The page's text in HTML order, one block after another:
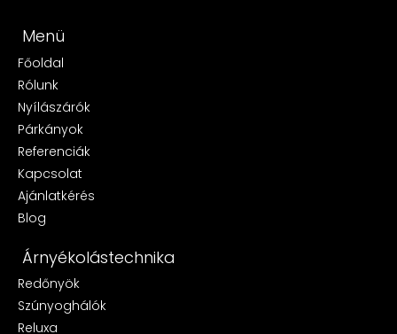
Menü
Főoldal
Rólunk
Nyílászárók
Párkányok
Referenciák
Kapcsolat
Ajánlatkérés
Blog
Árnyékolástechnika
Redőnyök
Szúnyoghálók
Reluxa